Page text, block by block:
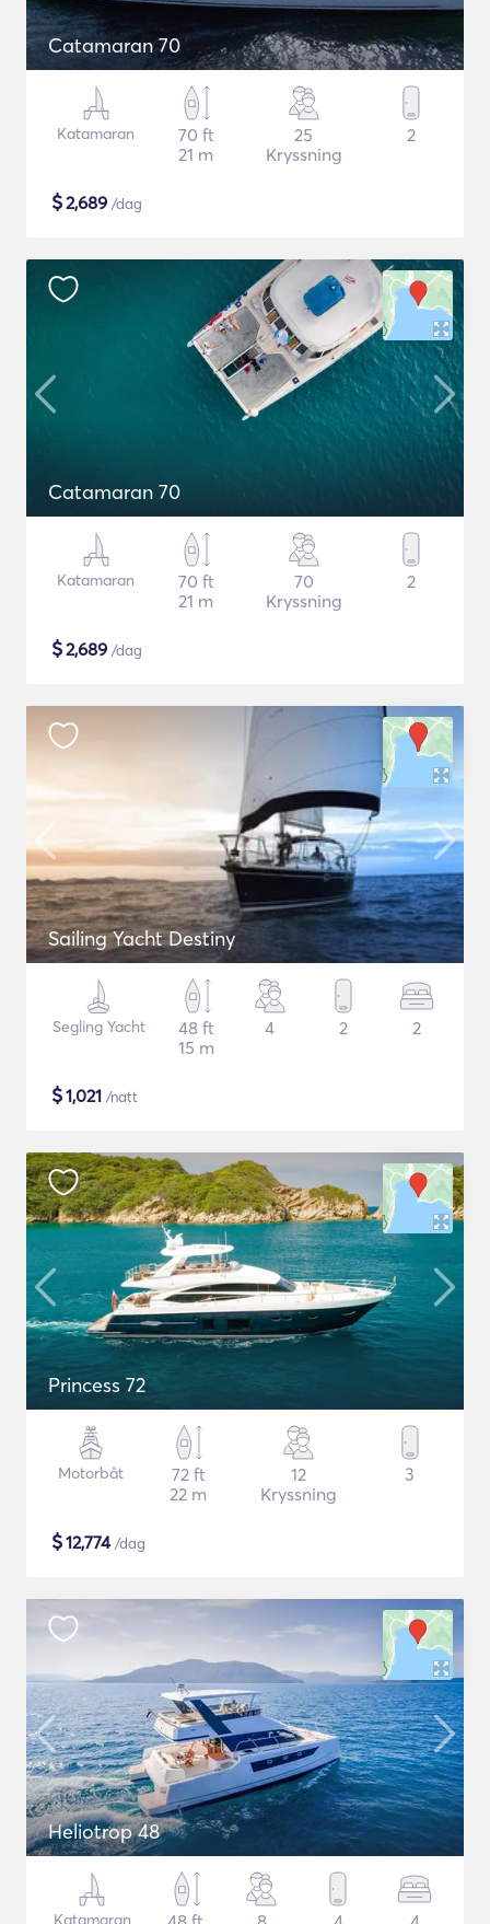
Catamaran 70
Katamaran
70 ft
21 m
25
Kryssning
2
$2,689 /dag
Catamaran 70
Katamaran
70 ft
21 m
70
Kryssning
2
$2,689 /dag
Sailing Yacht Destiny
Segling Yacht
48 ft
15 m
4 2 2
$1,021 /natt
Princess 72
Motorbåt
72 ft
22 m
12
Kryssning
3
$12,774/dag
Heliotrop 48
Katamaran